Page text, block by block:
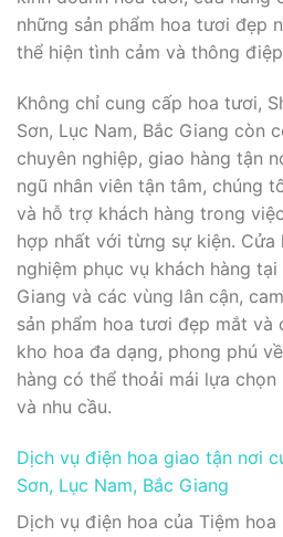
những sản phẩm hoa tươi đẹp
thể hiện tình cảm và thông
Không chỉ cung cấp hoa tươi,
Sơn, Lục Nam, Bắc Giang còn
chuyên nghiệp, giao hàng tận
ngũ nhân viên tận tâm, chúng
và hỗ trợ khách hàng trong
hợp nhất với từng sự kiện. Cửa
nghiệm phục vụ khách hàng
Giang và các vùng lân cận,
sản phẩm hoa tươi đẹp mắt và
kho hoa đa dạng, phong phú
hàng có thể thoải mái lựa
và nhu cầu.
Dịch vụ điện hoa giao tận nơi
Sơn, Lục Nam, Bắc Giang
Dịch vụ điện hoa của Tiệm hoa